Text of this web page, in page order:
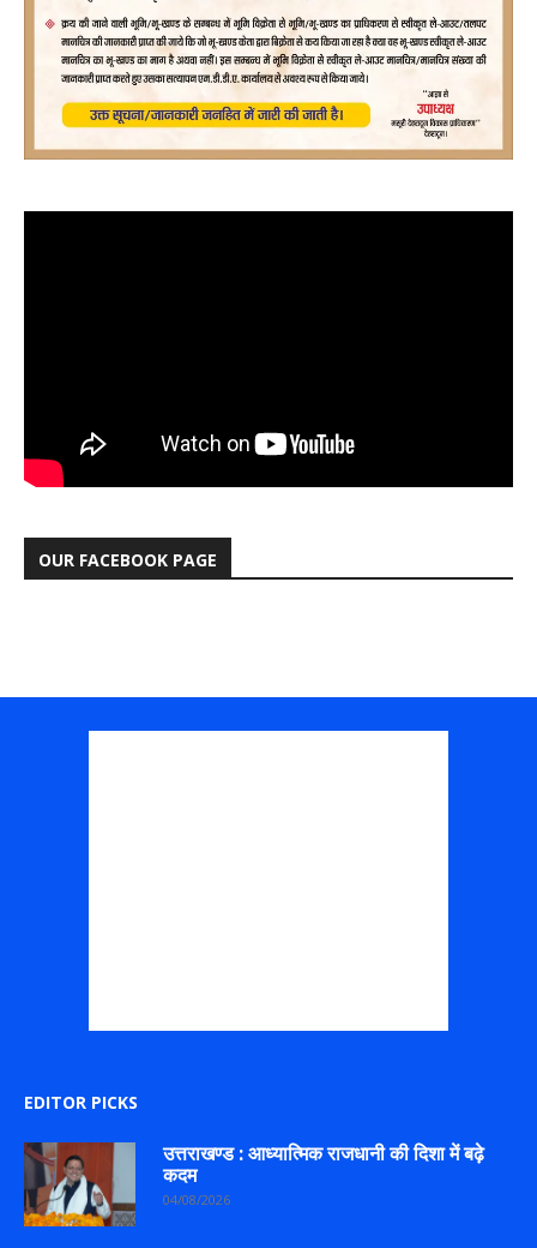
OUR FACEBOOK PAGE
EDITOR PICKS
उत्तराखण्ड : आध्यात्मिक राजधानी की दिशा में बढ़े
कदम
04/08/2026